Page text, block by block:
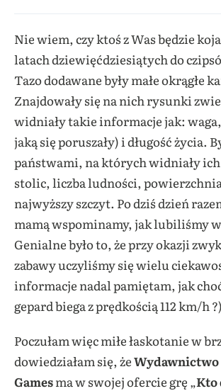
Nie wiem, czy ktoś z Was będzie
latach dziewięćdziesiątych do
Tazo dodawane były małe okrągłe
Znajdowały się na nich rysunki
widniały takie informacje jak:
jaką się poruszały) i długość życia.
państwami, na których widniały
stolic, liczba ludności,
najwyższy szczyt. Po dziś dzień
mamą wspominamy, jak lubiliśmy
Genialne było to, że przy okazji
zabawy uczyliśmy się wielu
informacje nadal pamiętam, jak
gepard biega z prędkością 112 km/h
Poczułam więc miłe łaskotanie w
dowiedziałam się, żeWydawnictwo
Gamesma w swojej ofercie grę „Kto